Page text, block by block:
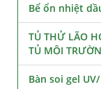
Bể ổn nhiệt
TỦ THỬ LÃO
TỦ MÔI
Bàn soi gel